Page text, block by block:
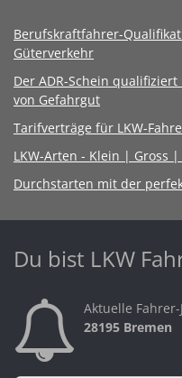
Berufskraftfahrer-
Güterverkehr
Der ADR-Schein
von Gefahrgut
Tarifverträge für LKW-
LKW-Arten - Klein | Gross |
Durchstarten mit der
Du bist LKW
Aktuelle
28195 Bremen